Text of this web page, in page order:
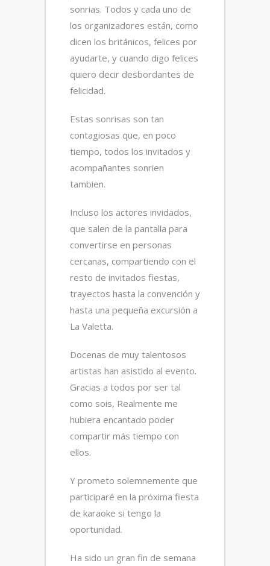
sonrias. Todos y cada uno de
los organizadores están, como
dicen los británicos, felices por
ayudarte, y cuando digo felices
quiero decir desbordantes de
felicidad.
Estas sonrisas son tan
contagiosas que, en poco
tiempo, todos los invitados y
acompañantes sonrien
tambien.
Incluso los actores invidados,
que salen de la pantalla para
convertirse en personas
cercanas, compartiendo con el
resto de invitados fiestas,
trayectos hasta la convención y
hasta una pequeña excursión a
La Valetta.
Docenas de muy talentosos
artistas han asistido al evento.
Gracias a todos por ser tal
como sois, Realmente me
hubiera encantado poder
compartir más tiempo con
ellos.
Y prometo solemnemente que
participaré en la próxima fiesta
de karaoke si tengo la
oportunidad.
Ha sido un gran fin de semana